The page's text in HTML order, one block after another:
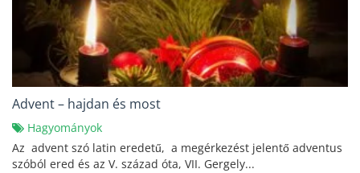
Advent – hajdan és most
Hagyományok
Az advent szó latin eredetű, a megérkezést jelentő adventus
szóból ered és az V. század óta, VII. Gergely...